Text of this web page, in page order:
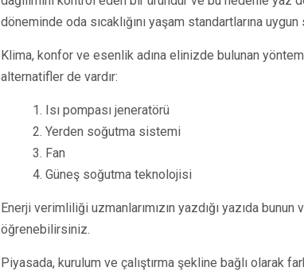
döneminde oda sıcaklığını yaşam standartlarına
Klima, konfor ve esenlik adına elinizde bulunan
alternatifler de vardır:
1. Isı pompası jeneratörü
2. Yerden soğutma sistemi
3. Fan
4. Güneş soğutma teknolojisi
Enerji verimliliği uzmanlarımızın yazdığı yazıda
öğrenebilirsiniz.
Piyasada, kurulum ve çalıştırma şekline bağlı olarak